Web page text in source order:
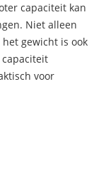
capaciteit kan
Niet alleen
gewicht is ook
voor